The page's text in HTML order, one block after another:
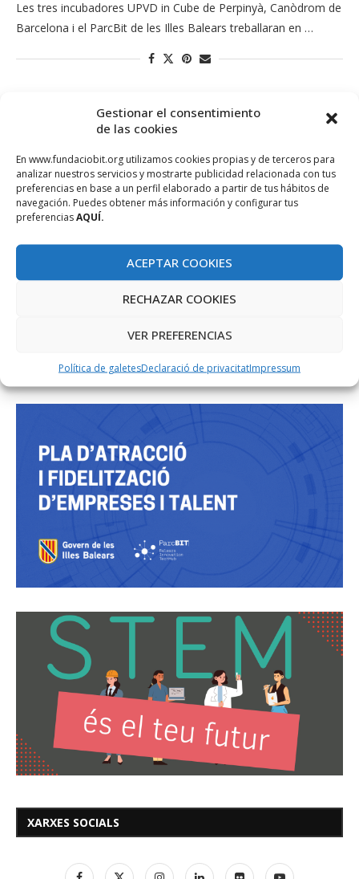
Gestionar el consentimiento
de las cookies
En www.fundaciobit.org utilizamos cookies propias y de terceros para
analizar nuestros servicios y mostrarte publicidad relacionada con tus
preferencias en base a un perfil elaborado a partir de tus hábitos de
navegación. Puedes obtener más información y configurar tus
preferenciasAQUÍ.
ACEPTAR COOKIES
RECHAZAR COOKIES
VER PREFERENCIAS
Política de galetesDeclaració de privacitatImpressum
Les tres incubadores UPVD in Cube de Perpinyà, Canòdrom de
Barcelona i el ParcBit de les Illes Balears treballaran en …
XARXES SOCIALS